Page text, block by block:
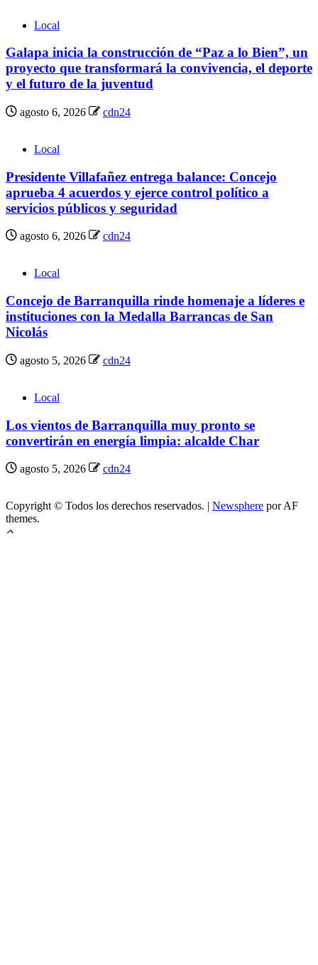
Local
Galapa inicia la construcción de “Paz a lo Bien”, un
proyecto que transformará la convivencia, el deporte
y el futuro de la juventud
agosto 6, 2026 cdn24
Local
Presidente Villafañez entrega balance: Concejo
aprueba 4 acuerdos y ejerce control político a
servicios públicos y seguridad
agosto 6, 2026 cdn24
Local
Concejo de Barranquilla rinde homenaje a líderes e
instituciones con la Medalla Barrancas de San
Nicolás
agosto 5, 2026 cdn24
Local
Los vientos de Barranquilla muy pronto se
convertirán en energía limpia: alcalde Char
agosto 5, 2026 cdn24
Copyright © Todos los derechos reservados. | Newsphere por AF
themes.